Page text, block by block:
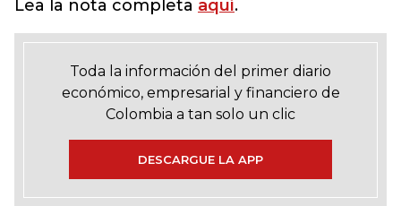
Lea la nota completa aquí.
Toda la información del primer diario
económico, empresarial y financiero de
Colombia a tan solo un clic
DESCARGUE LA APP